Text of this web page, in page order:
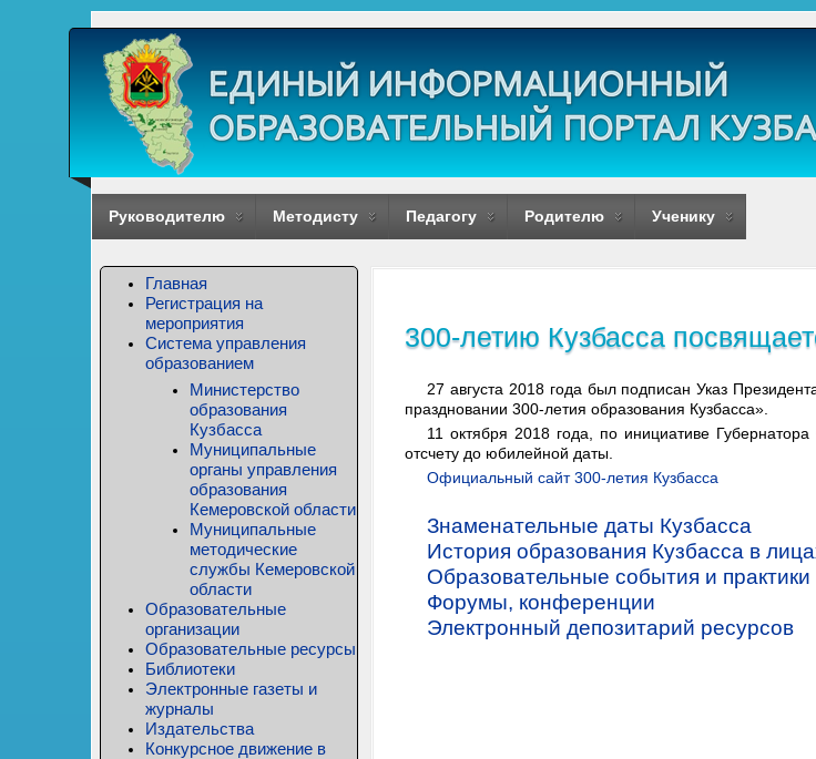
Руководителю Методисту Педагогу Родителю Ученику
Главная
Регистрация на
мероприятия
Система управления
образованием
Министерство
образования
Кузбасса
Муниципальные
органы управления
образования
Кемеровской области
Муниципальные
методические
службы Кемеровской
области
Образовательные
организации
Образовательные ресурсы
Библиотеки
Электронные газеты и
журналы
Издательства
Конкурсное движение в
300-летию Кузбасса
27 августа 2018 года был подписан Указ
праздновании 300-летия образования Кузбасса».
11 октября 2018 года, по инициативе
отсчету до юбилейной даты.
Официальный сайт 300-летия Кузбасса
Знаменательные даты Кузбасса
История образования Кузбасса в
Образовательные события и практики
Форумы, конференции
Электронный депозитарий ресурсов